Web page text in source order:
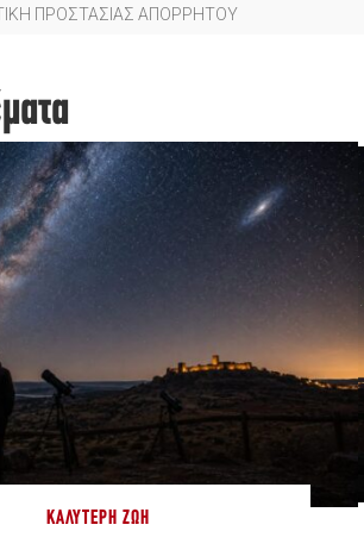
ΠΡΟΣΤΑΣΙΑΣ ΑΠΟΡΡΗΤΟΥ
ΚΑΛΎΤΕΡΗ ΖΩΉ